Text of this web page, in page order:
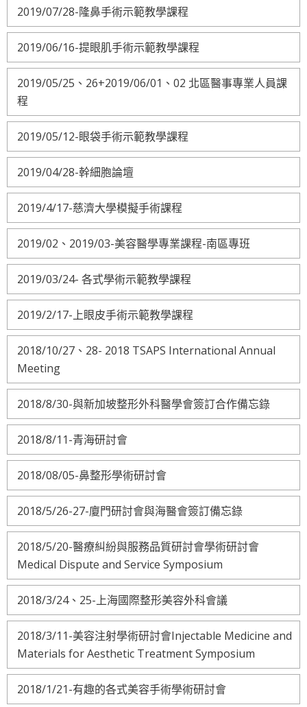
2019/07/28-隆鼻手術示範教學課程
2019/06/16-提眼肌手術示範教學課程
2019/05/25、26+2019/06/01、02 北區醫事專業人員課
程
2019/05/12-眼袋手術示範教學課程
2019/04/28-幹細胞論壇
2019/4/17-慈濟大學模擬手術課程
2019/02、2019/03-美容醫學專業課程-南區專班
2019/03/24- 各式學術示範教學課程
2019/2/17-上眼皮手術示範教學課程
2018/10/27、28- 2018 TSAPS International Annual
Meeting
2018/8/30-與新加坡整形外科醫學會簽訂合作備忘錄
2018/8/11-青海研討會
2018/08/05-鼻整形學術研討會
2018/5/26-27-廈門研討會與海醫會簽訂備忘錄
2018/5/20-醫療糾紛與服務品質研討會學術研討會
Medical Dispute and Service Symposium
2018/3/24、25-上海國際整形美容外科會議
2018/3/11-美容注射學術研討會Injectable Medicine and
Materials for Aesthetic Treatment Symposium
2018/1/21-有趣的各式美容手術學術研討會